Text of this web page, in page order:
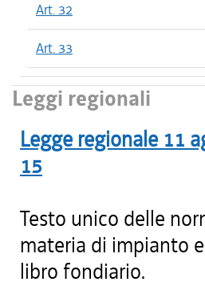
Art. 32
Art. 33
Leggi regionali
Legge regionale 11
15
Testo unico delle
materia di impianto
libro fondiario.